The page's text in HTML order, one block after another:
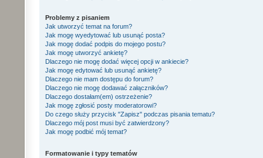
Problemy z pisaniem
Jak utworzyć temat na forum?
Jak mogę wyedytować lub usunąć posta?
Jak mogę dodać podpis do mojego postu?
Jak mogę utworzyć ankietę?
Dlaczego nie mogę dodać więcej opcji w ankiecie?
Jak mogę edytować lub usunąć ankietę?
Dlaczego nie mam dostępu do forum?
Dlaczego nie mogę dodawać załączników?
Dlaczego dostałam(em) ostrzeżenie?
Jak mogę zgłosić posty moderatorowi?
Do czego służy przycisk "Zapisz" podczas pisania tematu?
Dlaczego mój post musi być zatwierdzony?
Jak mogę podbić mój temat?
Formatowanie i typy tematów